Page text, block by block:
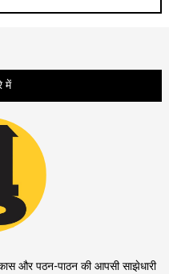
में
और पठन-पाठन की आपसी साझेधारी